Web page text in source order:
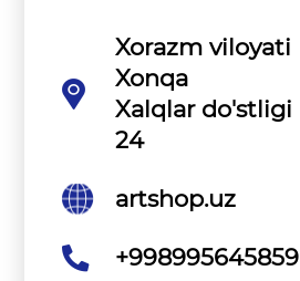
Xorazm viloyati
Xonqa
Xalqlar do'stligi
24
artshop.uz
+998995645859